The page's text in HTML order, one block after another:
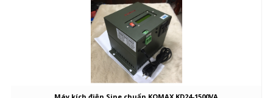
Máy kích điện Sine chuẩn KOMAX KD24-1500VA